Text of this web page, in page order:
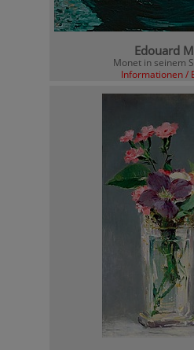
Edouard
Monet in seinem
Informationen /